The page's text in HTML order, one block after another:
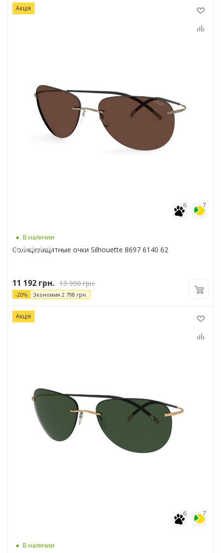
Акція
7
6
В наличии
Солнцезащитные очки Silhouette 8697 6140 62
11 192 грн. 13 990грн.
-20% Экономия 2 798 грн.
Акція
7
6
В наличии